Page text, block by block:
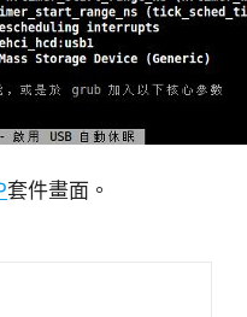
套件畫面。